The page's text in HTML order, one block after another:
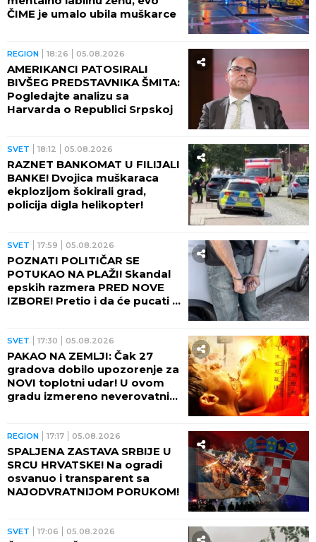
ČIME je umalo ubila muškarce
REGION 18:26 05.08.2026
AMERIKANCI PATOSIRALI
BIVŠEG PREDSTAVNIKA ŠMITA:
Pogledajte analizu sa
Harvarda o Republici Srpskoj
SVET 18:12 05.08.2026
RAZNET BANKOMAT U FILIJALI
BANKE! Dvojica muškaraca
ekplozijom šokirali grad,
policija digla helikopter!
SVET 17:59 05.08.2026
POZNATI POLITIČAR SE
POTUKAO NA PLAŽI! Skandal
epskih razmera PRED NOVE
IZBORE! Pretio i da će pucati u
SVET 17:30 05.08.2026
PAKAO NA ZEMLJI: Čak 27
gradova dobilo upozorenje za
NOVI toplotni udar! U ovom
gradu izmereno neverovatnih
REGION 17:17 05.08.2026
SPALJENA ZASTAVA SRBIJE U
SRCU HRVATSKE! Na ogradi
osvanuo i transparent sa
NAJODVRATNIJOM PORUKOM!
SVET 17:06 05.08.2026